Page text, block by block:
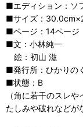
■エディション：ソ
■サイズ：
■ページ：14ページ
■文：小林純一
絵：初山 滋
■発行所：ひかりの
■状態：B
（角に若干のスレ
たしみや破れなどが